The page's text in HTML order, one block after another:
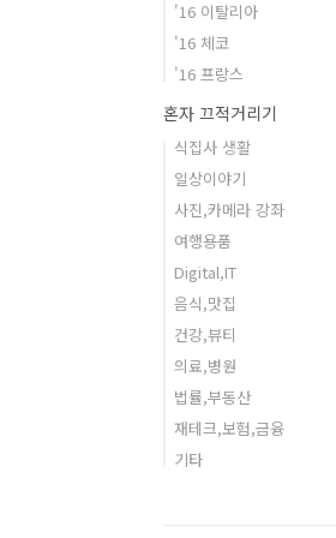
'16 이탈리아
'16 체코
'16 프랑스
혼자 끄적거리기
식집사 생활
일상이야기
사진,카메라 강좌
여행용품
Digital,IT
음식,맛집
건강,뷰티
의료,병원
법률,부동산
재테크,보험,금융
기타